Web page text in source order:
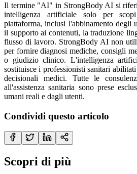
Il termine "AI" in StrongBody AI si
intelligenza artificiale solo per
piattaforma, inclusi l'abbinamento degli
il supporto ai contenuti, la traduzione
flusso di lavoro. StrongBody AI non
per fornire diagnosi mediche, consigli
o giudizio clinico. L'intelligenza
sostituisce i professionisti sanitari
decisionali medici. Tutte le
all'assistenza sanitaria sono prese
umani reali e dagli utenti.
Condividi questo articolo
Scopri di più